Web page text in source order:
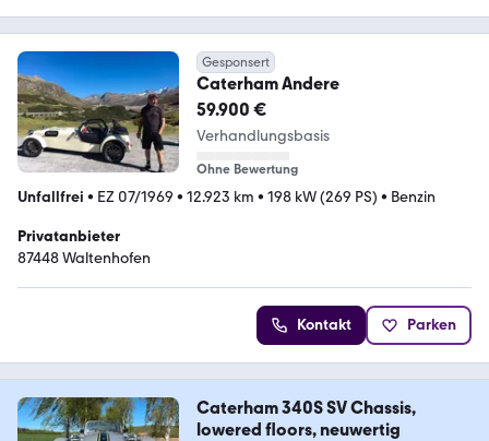
Gesponsert
Caterham Andere
59.900 €
Verhandlungsbasis
Ohne Bewertung
Unfallfrei • EZ 07/1969 • 12.923 km • 198 kW (269 PS) • Benzin
Privatanbieter
87448 Waltenhofen
Kontakt Parken
Caterham 340S SV Chassis,
lowered floors, neuwertig